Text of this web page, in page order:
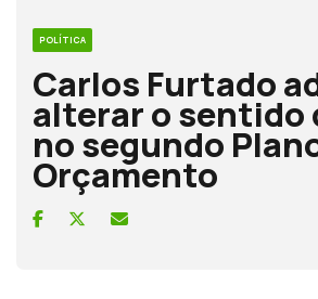
POLÍTICA
Carlos Furtado
alterar o sentido
no segundo
Orçamento